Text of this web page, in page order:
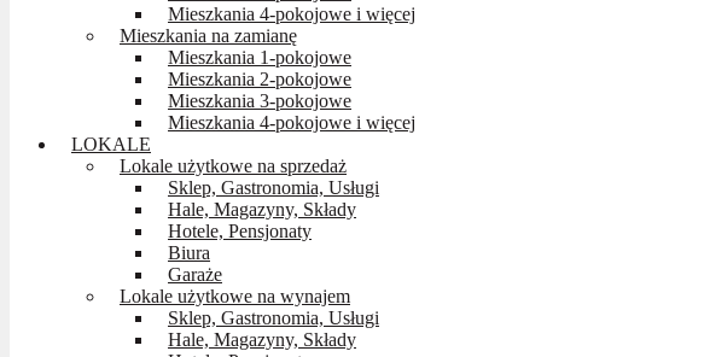
Mieszkania 4-pokojowe i więcej
Mieszkania na zamianę
Mieszkania 1-pokojowe
Mieszkania 2-pokojowe
Mieszkania 3-pokojowe
Mieszkania 4-pokojowe i więcej
LOKALE
Lokale użytkowe na sprzedaż
Sklep, Gastronomia, Usługi
Hale, Magazyny, Składy
Hotele, Pensjonaty
Biura
Garaże
Lokale użytkowe na wynajem
Sklep, Gastronomia, Usługi
Hale, Magazyny, Składy